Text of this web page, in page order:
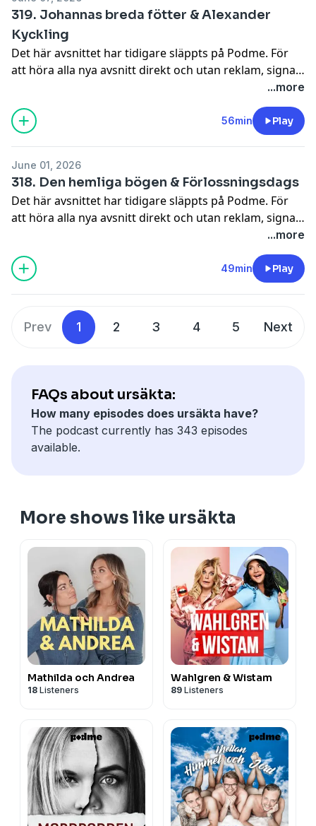
319. Johannas breda fötter & Alexander
Kyckling
Det här avsnittet har tidigare släppts på Podme. För
att höra alla nya avsnitt direkt och utan reklam, signa
upp dig på Podme.Hör av er till oss på instagram så
kan vi svara på era frågor, hjälpa er med problem och
dilemman: @johannanordstrm &
@edvintornblom! ursäkta klipps och redigeras av
...more
56min Play
June 01, 2026
318. Den hemliga bögen & Förlossningsdags
Det här avsnittet har tidigare släppts på Podme. För
att höra alla nya avsnitt direkt och utan reklam, signa
upp dig på Podme.Hör av er till oss på instagram så
kan vi svara på era frågor, hjälpa er med problem och
dilemman: @johannanordstrm &
@edvintornblom! ursäkta klipps och redigeras av
...more
49min Play
Prev 1 2 3 4 5 Next
FAQs about ursäkta:
How many episodes does ursäkta have?
The podcast currently has 343 episodes
available.
More shows like ursäkta
Mathilda och Andrea
18 Listeners
Wahlgren & Wistam
89 Listeners